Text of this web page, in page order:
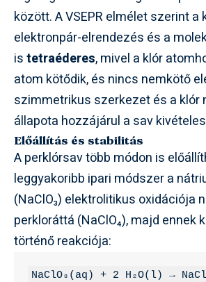
között. A VSEPR elmélet szerint a
elektronpár-elrendezés és a
istetraéderes, mivel a klór
atom kötődik, és nincs nemkötő
szimmetrikus szerkezet és a klór
állapota hozzájárul a sav
Előállítás és stabilitás
A perklórsav több módon is
leggyakoribb ipari módszer a
(NaClO₃) elektrolitikus oxidációja
perkloráttá (NaClO₄), majd ennek
történő reakciója:
NaClO₃(aq) + 2 H₂O(l) →